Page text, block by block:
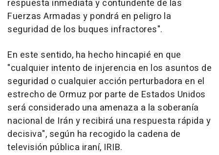
respuesta inmediata y contundente de las
Fuerzas Armadas y pondrá en peligro la
seguridad de los buques infractores".
En este sentido, ha hecho hincapié en que
"cualquier intento de injerencia en los asuntos de
seguridad o cualquier acción perturbadora en el
estrecho de Ormuz por parte de Estados Unidos
será considerado una amenaza a la soberanía
nacional de Irán y recibirá una respuesta rápida y
decisiva", según ha recogido la cadena de
televisión pública iraní, IRIB.